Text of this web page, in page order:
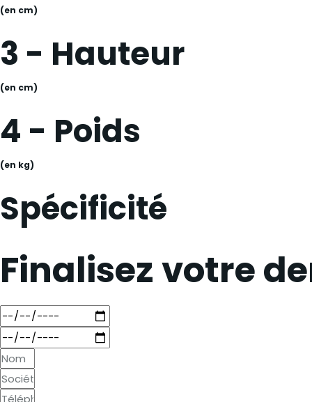
(en cm)
3 - Hauteur
(en cm)
4 - Poids
(en kg)
Spécificité
Finalisez votre